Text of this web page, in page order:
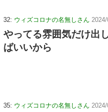
32: ウィズコロナの名無しさん
やってる雰囲気だけ出
ばいいから
35: ウィズコロナの名無しさん